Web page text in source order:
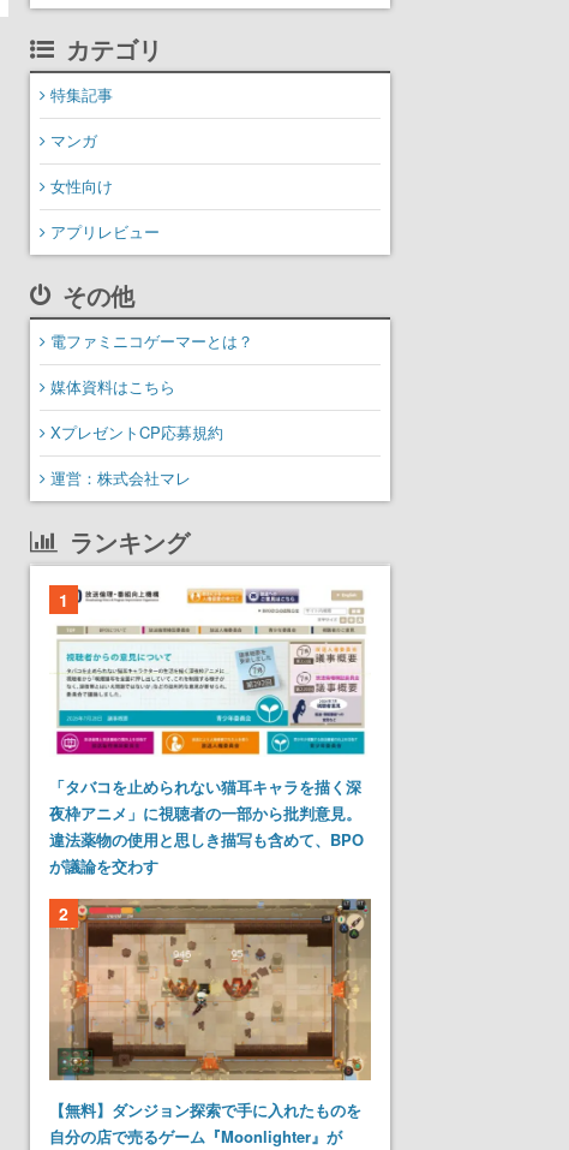
カテゴリ
特集記事
マンガ
女性向け
アプリレビュー
その他
電ファミニコゲーマーとは？
媒体資料はこちら
XプレゼントCP応募規約
運営：株式会社マレ
ランキング
1
「タバコを止められない猫耳キャラを描く深
夜枠アニメ」に視聴者の一部から批判意見。
違法薬物の使用と思しき描写も含めて、BPO
が議論を交わす
2
【無料】ダンジョン探索で手に入れたものを
自分の店で売るゲーム『Moonlighter』が